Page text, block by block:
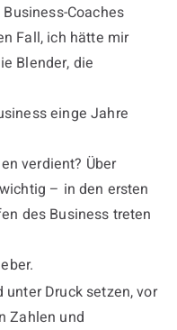
Coaches
Fall, ich hätte mir
Blender, die
einge Jahre
verdient? Über
– in den ersten
des Business treten
Druck setzen, vor
Zahlen und